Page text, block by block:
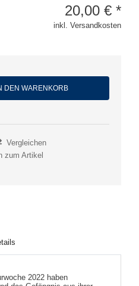
20,00 € *
inkl. Versandkosten
DEN WARENKORB
Vergleichen
zum Artikel
2022 haben